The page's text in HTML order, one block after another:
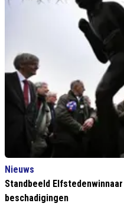
Nieuws
Standbeeld
beschadigingen